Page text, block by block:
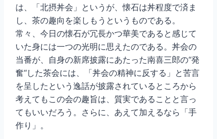
は、「北摂丼会」というが、懐石は丼程度で済ま
し、茶の趣向を楽しもうというものである。
常々、今日の懐石が冗長かつ華美であると感じて
いた身には一つの光明に思えたのである。丼会の
当番が、自身の新席披露にあたった南喜三郎の“発
奮“した茶会には、「丼会の精神に反する」と苦言
を呈したという逸話が披露されているところから
考えてもこの会の趣旨は、質実であることと言っ
てもいいだろう。さらに、あえて加えるなら「手
作り」。